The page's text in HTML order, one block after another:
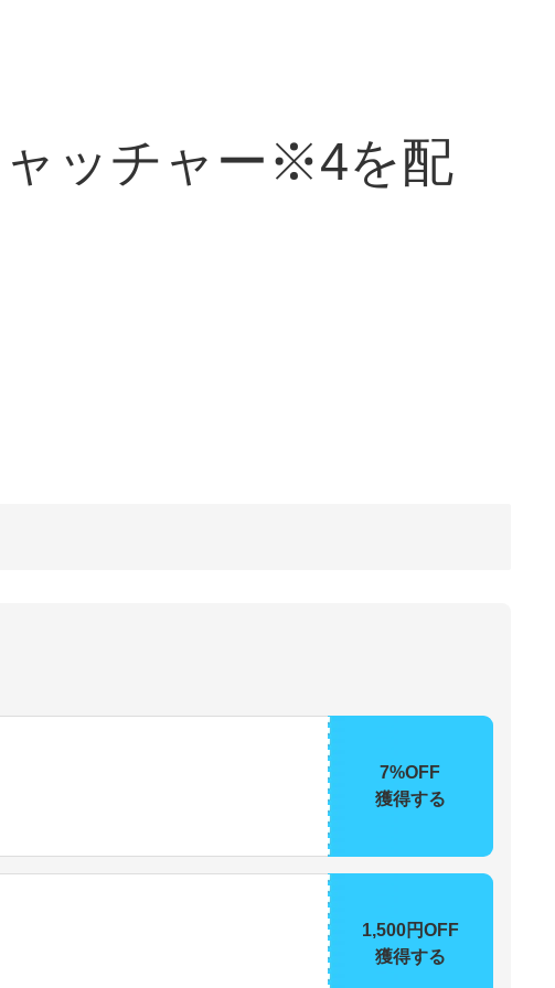
ッチャー※4を配
7%OFF
獲得する
1,500円OFF
獲得する